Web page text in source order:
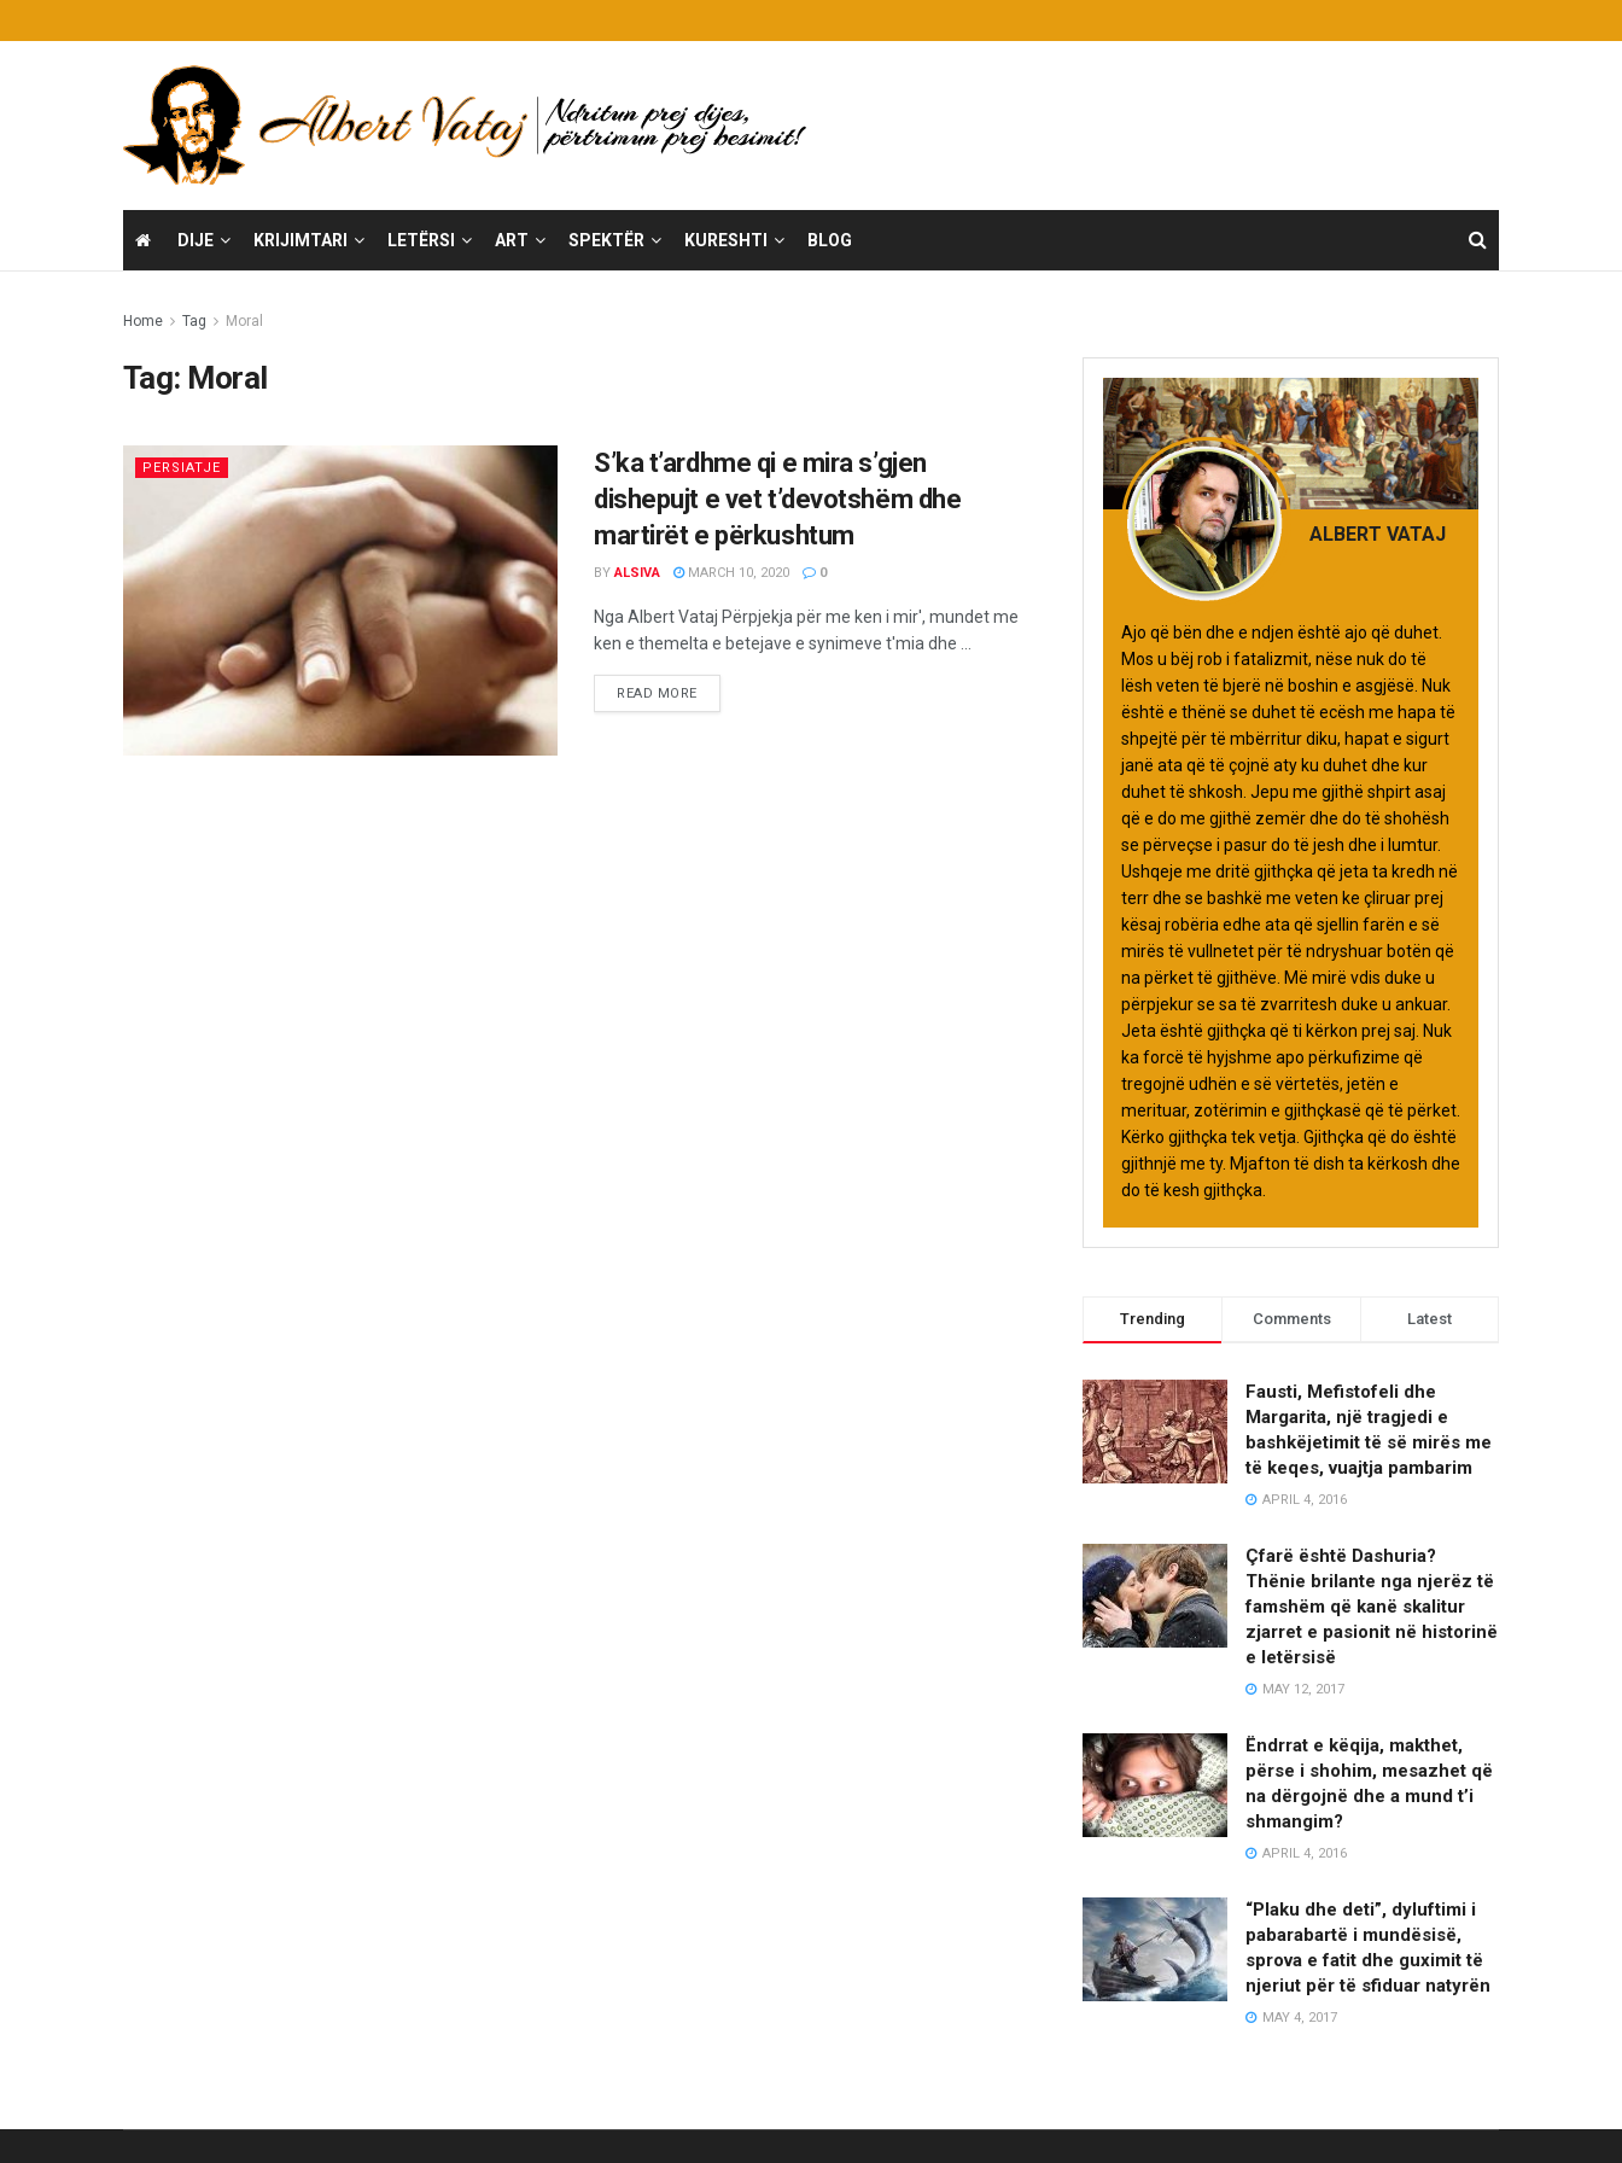
DIJE KRIJIMTARI LETËRSI ART SPEKTËR KURESHTI BLOG
Home Tag Moral
Tag: Moral
PERSIATJE
S’ka t’ardhme qi e mira s’gjen
dishepujt e vet t’devotshëm dhe
martirët e përkushtum
BY ALSIVA MARCH 10, 2020 0
Nga Albert Vataj Përpjekja për me ken i mir', mundet me
ken e themelta e betejave e synimeve t'mia dhe ...
READ MORE
ALBERT VATAJ
Ajo që bën dhe e ndjen është ajo që duhet.
Mos u bëj rob i fatalizmit, nëse nuk do të
lësh veten të bjerë në boshin e asgjësë. Nuk
është e thënë se duhet të ecësh me hapa të
shpejtë për të mbërritur diku, hapat e sigurt
janë ata që të çojnë aty ku duhet dhe kur
duhet të shkosh. Jepu me gjithë shpirt asaj
që e do me gjithë zemër dhe do të shohësh
se përveçse i pasur do të jesh dhe i lumtur.
Ushqeje me dritë gjithçka që jeta ta kredh në
terr dhe se bashkë me veten ke çliruar prej
kësaj robëria edhe ata që sjellin farën e së
mirës të vullnetet për të ndryshuar botën që
na përket të gjithëve. Më mirë vdis duke u
përpjekur se sa të zvarritesh duke u ankuar.
Jeta është gjithçka që ti kërkon prej saj. Nuk
ka forcë të hyjshme apo përkufizime që
tregojnë udhën e së vërtetës, jetën e
merituar, zotërimin e gjithçkasë që të përket.
Kërko gjithçka tek vetja. Gjithçka që do është
gjithnjë me ty. Mjafton të dish ta kërkosh dhe
do të kesh gjithçka.
Trending Comments Latest
Fausti, Mefistofeli dhe
Margarita, një tragjedi e
bashkëjetimit të së mirës me
të keqes, vuajtja pambarim
APRIL 4, 2016
Çfarë është Dashuria?
Thënie brilante nga njerëz të
famshëm që kanë skalitur
zjarret e pasionit në historinë
e letërsisë
MAY 12, 2017
Ëndrrat e këqija, makthet,
përse i shohim, mesazhet që
na dërgojnë dhe a mund t’i
shmangim?
APRIL 4, 2016
“Plaku dhe deti”, dyluftimi i
pabarabartë i mundësisë,
sprova e fatit dhe guximit të
njeriut për të sfiduar natyrën
MAY 4, 2017